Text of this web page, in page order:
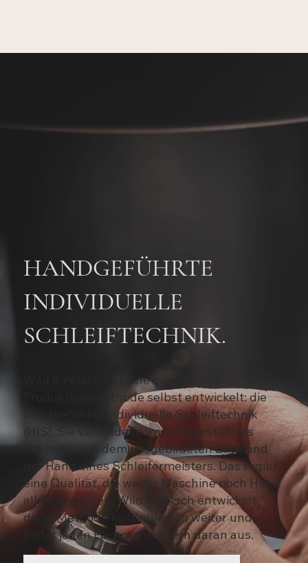
HANDGEFÜHRTE
INDIVIDUELLE
SCHLEIFTECHNIK.
Wild & Petsch hat eine einzigartige
Produktionsmethode selbst entwickelt: die
handgeführte individuelle Schleiftechnik
(HIS). Sie verbindet computergestütztes
Schleifen mit dem ausgebildeten Blick und
der Hand eines Schleifermeisters. Das ergibt
eine Qualität, die weder Maschine noch Hand
allein erreichen. Wild & Petsch entwickelt
diese Methode kontinuierlich weiter und
bildet jeden Fachmann intern daran aus.